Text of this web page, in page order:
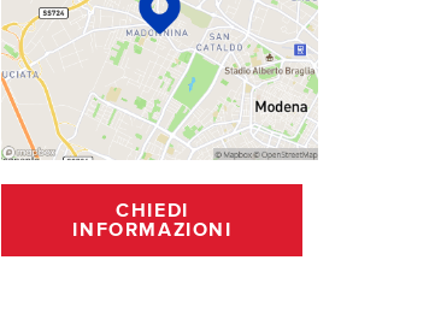
CHIEDI
INFORMAZIONI